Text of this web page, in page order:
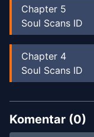
Chapter 5
Soul Scans ID
Chapter 4
Soul Scans ID
Chapter3
Soul Scans ID
Komentar (0)